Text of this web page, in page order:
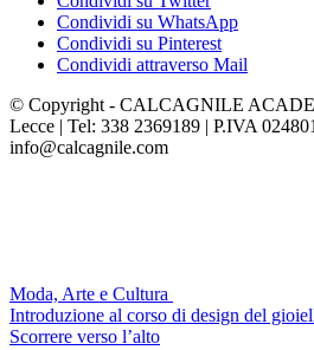
Condividi su WhatsApp
Condividi su Pinterest
Condividi attraverso Mail
© Copyright - CALCAGNILE
Lecce | Tel: 338 2369189 | P.IVA
info@calcagnile.com
Moda, Arte e Cultura
Introduzione al corso di design del
Scorrere verso l’alto